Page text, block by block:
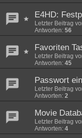
E4HD:
Letzter Beitrag
Antworten: 56
Favoriten
Letzter Beitrag
Antworten: 45
Passwort
Letzter Beitrag
Antworten: 2
Movie
Letzter Beitrag
Antworten: 4